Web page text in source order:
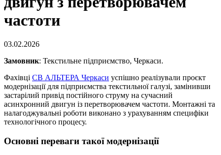
частоти
03.02.2026
Замовник: Текстильне підприємство, Черкаси.
Фахівці СВ АЛЬТЕРА Черкаси успішно реалізували проєкт
модернізації для підприємства текстильної галузі, замінивши
застарілий привід постійного струму на сучасний
асинхронний двигун із перетворювачем частоти. Монтажні та
налагоджувальні роботи виконано з урахуванням специфіки
технологічного процесу.
Основні переваги такої модернізації